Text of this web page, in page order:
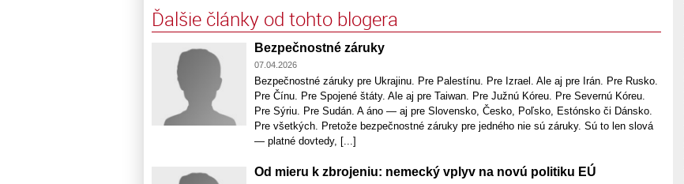
Ďalšie články od tohto blogera
Bezpečnostné záruky
07.04.2026
Bezpečnostné záruky pre Ukrajinu. Pre Palestínu. Pre Izrael. Ale aj pre Irán. Pre Rusko.
Pre Čínu. Pre Spojené štáty. Ale aj pre Taiwan. Pre Južnú Kóreu. Pre Severnú Kóreu.
Pre Sýriu. Pre Sudán. A áno — aj pre Slovensko, Česko, Poľsko, Estónsko či Dánsko.
Pre všetkých. Pretože bezpečnostné záruky pre jedného nie sú záruky. Sú to len slová
— platné dovtedy, [...]
Od mieru k zbrojeniu: nemecký vplyv na novú politiku EÚ